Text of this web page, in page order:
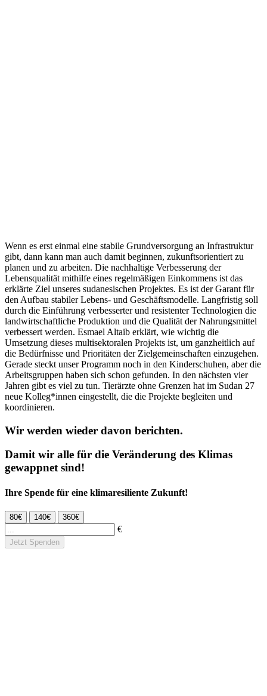
Wenn es erst einmal eine stabile Grundversorgung an Infrastruktur
gibt, dann kann man auch damit beginnen, zukunftsorientiert zu
planen und zu arbeiten. Die nachhaltige Verbesserung der
Lebensqualität mithilfe eines regelmäßigen Einkommens ist das
erklärte Ziel unseres sudanesischen Projektes. Es ist der Garant für
den Aufbau stabiler Lebens- und Geschäftsmodelle. Langfristig soll
durch die Einführung verbesserter und resistenter Technologien die
landwirtschaftliche Produktion und die Qualität der Nahrungsmittel
verbessert werden. Esmael Altaib erklärt, wie wichtig die
Umsetzung dieses multisektoralen Projekts ist, um ganzheitlich auf
die Bedürfnisse und Prioritäten der Zielgemeinschaften einzugehen.
Gerade steckt unser Programm noch in den Kinderschuhen, aber die
Arbeitsgruppen haben sich schon gefunden. In den nächsten vier
Jahren gibt es viel zu tun. Tierärzte ohne Grenzen hat im Sudan 27
neue Kolleg*innen eingestellt, die die Projekte begleiten und
koordinieren.
Wir werden wieder davon berichten.
Damit wir alle für die Veränderung des Klimas
gewappnet sind!
Ihre Spende für eine klimaresiliente Zukunft!
80€ 140€ 360€
€
Jetzt Spenden